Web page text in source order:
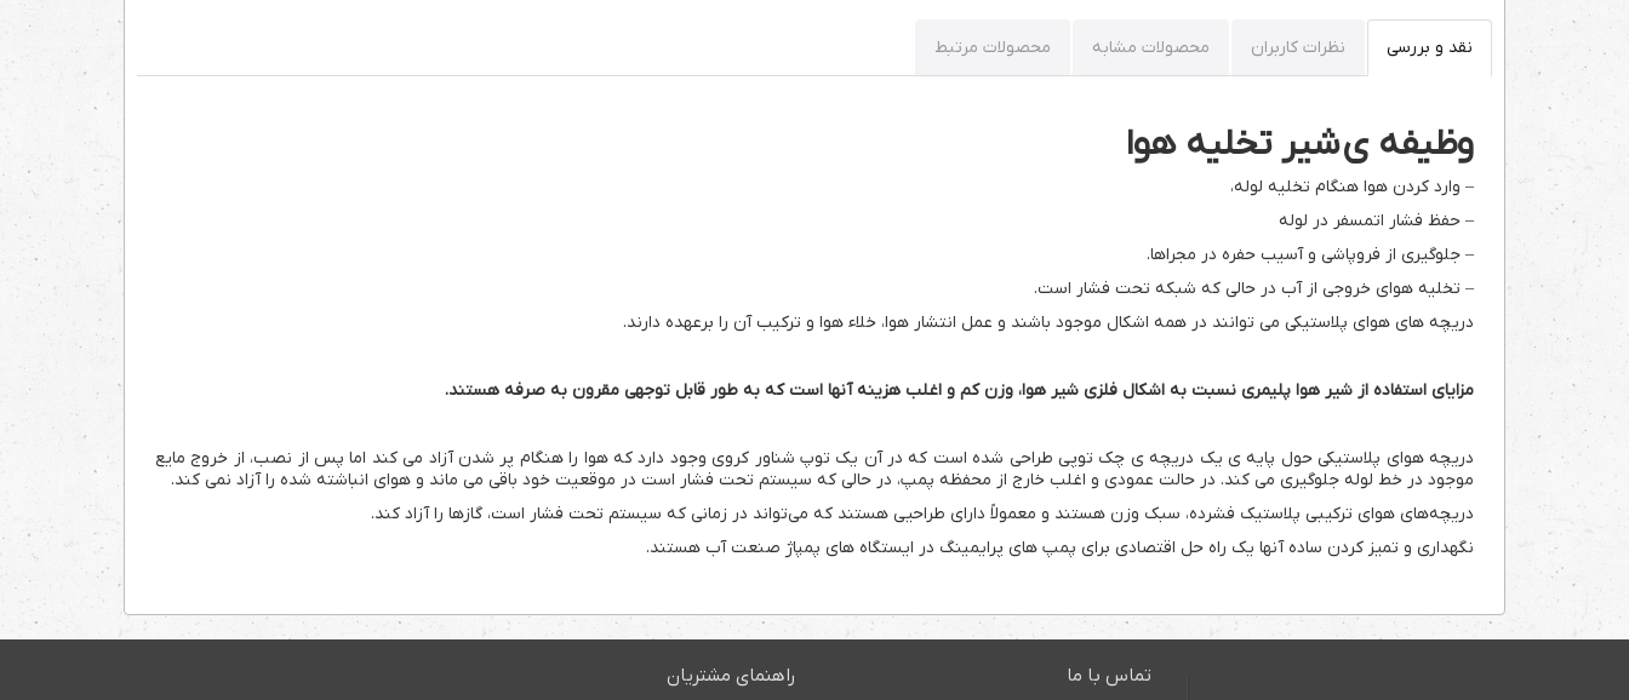
نقد و بررسی نظرات کاربران محصولات مشابه محصولات مرتبط
وظیفه ی شیر تخلیه هوا
– وارد کردن هوا هنگام تخلیه لوله،
– حفظ فشار اتمسفر در لوله
– جلوگیری از فروپاشی و آسیب حفره در مجراها.
– تخلیه هوای خروجی از آب در حالی که شبکه تحت فشار است.
دریچه های هوای پلاستیکی می توانند در همه اشکال موجود باشند و عمل انتشار هوا، خلاء هوا و ترکیب آن را برعهده دارند.
مزایای استفاده از شیر هوا پلیمری نسبت به اشکال فلزی شیر هوا، وزن کم و اغلب هزینه آنها است که به طور قابل توجهی مقرون به صرفه هستند.
دریچه هوای پلاستیکی حول پایه ی یک دریچه ی چک توپی طراحی شده است که در آن یک توپ شناور کروی وجود دارد که هوا را هنگام پر شدن آزاد می کند اما پس از نصب، از خروج مایع
موجود در خط لوله جلوگیری می کند. در حالت عمودی و اغلب خارج از محفظه پمپ، در حالی که سیستم تحت فشار است در موقعیت خود باقی می ماند و هوای انباشته شده را آزاد نمی کند.
دریچه‌های هوای ترکیبی پلاستیک فشرده، سبک وزن هستند و معمولاً دارای طراحیی هستند که می‌تواند در زمانی که سیستم تحت فشار است، گازها را آزاد کند.
نگهداری و تمیز کردن ساده آنها یک راه حل اقتصادی برای پمپ های پرایمینگ در ایستگاه های پمپاژ صنعت آب هستند.
تماس با ما راهنمای مشتریان